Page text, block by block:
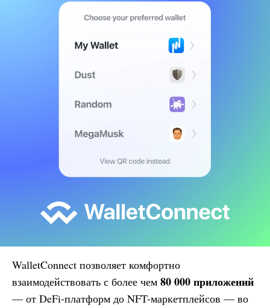
WalletConnect позволяет комфортно
взаимодействовать с более чем 80 000 приложений
— от DeFi-платформ до NFT-маркетплейсов — во